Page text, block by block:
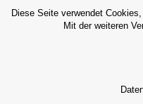
Diese Seite verwendet
Mit der weiteren